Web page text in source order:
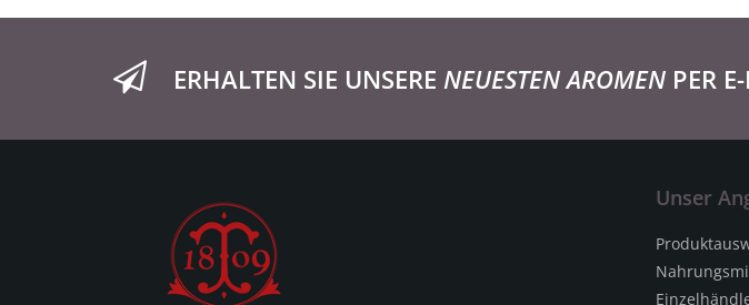
ERHALTEN SIE UNSERE NEUESTEN AROMEN PER
Unser